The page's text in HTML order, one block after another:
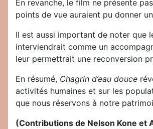
En revanche, le film ne présente
points de vue auraient pu donner
Il est aussi important de noter que
interviendrait comme un
leur permettrait une reconversion
En résumé, Chagrin d’eau douce
activités humaines et sur les
que nous réservons à notre
(Contributions de Nelson Kone et